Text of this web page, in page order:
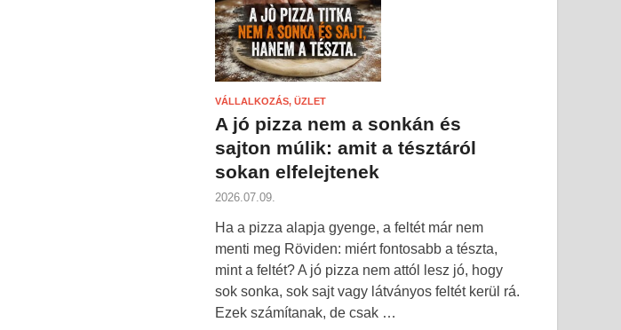
VÁLLALKOZÁS, ÜZLET
A jó pizza nem a sonkán és
sajton múlik: amit a tésztáról
sokan elfelejtenek
2026.07.09.
Ha a pizza alapja gyenge, a feltét már nem
menti meg Röviden: miért fontosabb a tészta,
mint a feltét? A jó pizza nem attól lesz jó, hogy
sok sonka, sok sajt vagy látványos feltét kerül rá.
Ezek számítanak, de csak …